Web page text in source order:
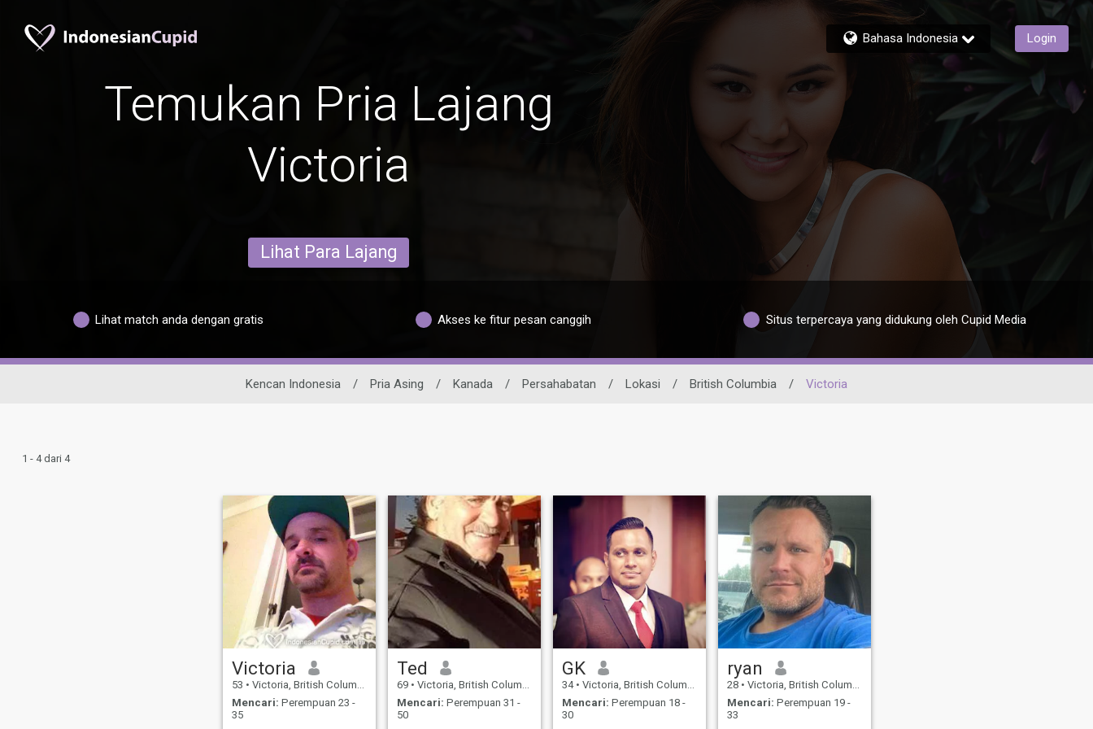
Bahasa Indonesia Login
Temukan Pria Lajang
Victoria
Lihat Para Lajang
Lihat match anda dengan gratis Akses ke fitur pesan canggih Situs terpercaya yang didukung oleh Cupid Media
Kencan Indonesia / Pria Asing / Kanada / Persahabatan / Lokasi / British Columbia / Victoria
1 - 4 dari 4
Victoria
53 • Victoria, British Columbia, Kanada
Mencari: Perempuan 23 -
35
Ted
69 • Victoria, British Columbia, Kanada
Mencari: Perempuan 31 -
50
GK
34 • Victoria, British Columbia, Kanada
Mencari: Perempuan 18 -
30
ryan
28 • Victoria, British Columbia, Kanada
Mencari: Perempuan 19 -
33